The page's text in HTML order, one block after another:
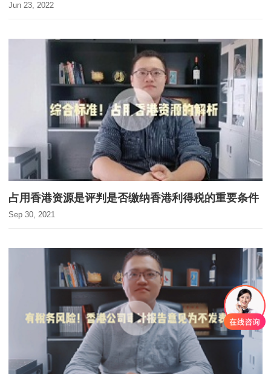
Jun 23, 2022
占用香港资源是评判是否缴纳香港利得税的重要条件
Sep 30, 2021